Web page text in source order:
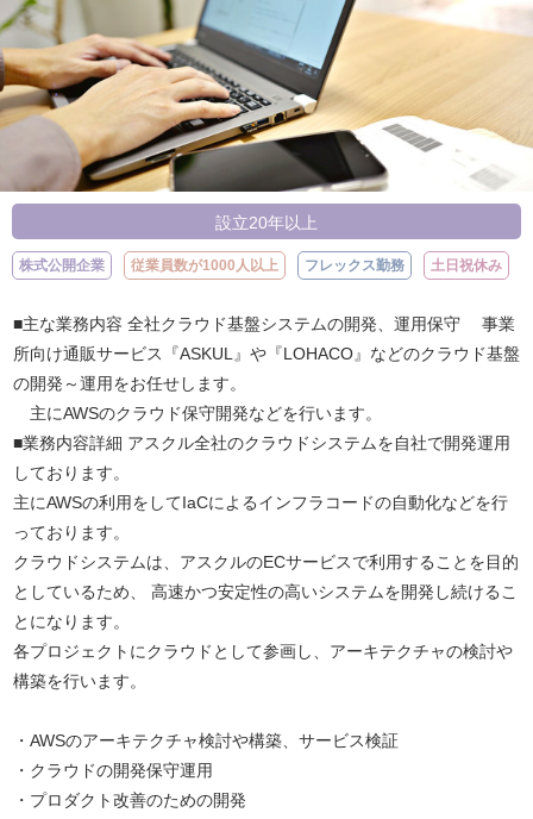
設立20年以上
株式公開企業 従業員数が1000人以上 フレックス勤務 土日祝休み
■主な業務内容 全社クラウド基盤システムの開発、運用保守 事業
所向け通販サービス『ASKUL』や『LOHACO』などのクラウド基盤
の開発～運用をお任せします。
主にAWSのクラウド保守開発などを行います。
■業務内容詳細 アスクル全社のクラウドシステムを自社で開発運用
しております。
主にAWSの利用をしてIaCによるインフラコードの自動化などを行
っております。
クラウドシステムは、アスクルのECサービスで利用することを目的
としているため、 高速かつ安定性の高いシステムを開発し続けるこ
とになります。
各プロジェクトにクラウドとして参画し、アーキテクチャの検討や
構築を行います。
・AWSのアーキテクチャ検討や構築、サービス検証
・クラウドの開発保守運用
・プロダクト改善のための開発